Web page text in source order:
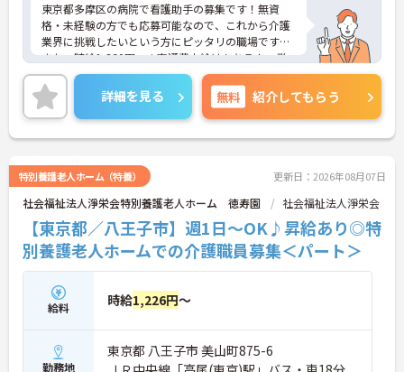
東京都多摩区の病院で看護助手の募集です！無資
格・未経験の方でも応募可能なので、これから介護
業界に挑戦したいという方にピッタリの職場です♪
また、時給1,260円～＋交通費支給はもちろん、業
績・勤務実績による賞与実績あり！あなたの頑張り
がしっかり評価される職場です◎ご興味のある方は
面接ポイントをお伝えしますので、お気軽にご連絡
ください！
詳細を見る 無料 紹介してもらう
特別養護老人ホーム（特養） 更新日：2026年08月07日
社会福祉法人淨栄会特別養護老人ホーム 徳寿園 社会福祉法人淨栄会
【東京都／八王子市】週1日～OK♪昇給あり◎特
別養護老人ホームでの介護職員募集＜パート＞
給料 時給1,226円～
勤務地
東京都 八王子市 美山町875-6